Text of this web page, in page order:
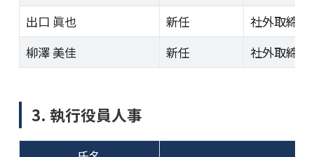
出口 眞也
新任
社外取締役
柳澤 美佳
新任 社外取締役
3. 執行役員人事